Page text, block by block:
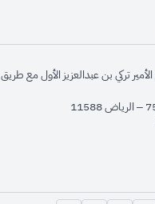
تركي بن عبدالعزيز الأول مع